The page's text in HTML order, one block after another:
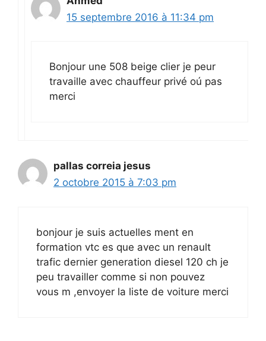
15 septembre 2016 à 11:34 pm
Bonjour une 508 beige clier je peur
travaille avec chauffeur privé oú pas
merci
pallas correia jesus
2 octobre 2015 à 7:03 pm
bonjour je suis actuelles ment en
formation vtc es que avec un renault
trafic dernier generation diesel 120 ch je
peu travailler comme si non pouvez
vous m ,envoyer la liste de voiture merci